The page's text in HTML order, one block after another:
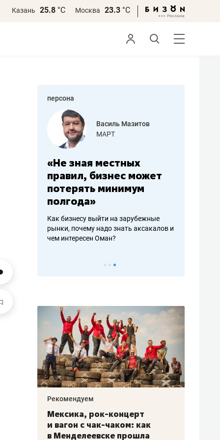
Казань 25.8 °С Москва 23.3 °С
персона
Василь Мазитов
МАРТ
«Не зная местных
правил, бизнес может
потерять минимум
полгода»
Как бизнесу выйти на зарубежные
рынки, почему надо знать аксакалов и
чем интересен Оман?
Рекомендуем
Мексика, рок-концерт
и вагон с чак-чаком: как
в Менделеевске прошла